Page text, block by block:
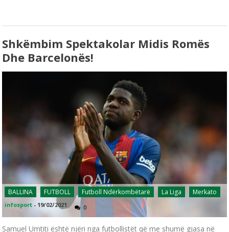
Shkëmbim Spektakolar Midis Romës
Dhe Barcelonës!
BALLINA FUTBOLL Futboll Ndërkombëtarë La Liga Merkato
infosport - 19/02/2021 0
Samuel Umtiti është njëri nga futbollistët që me shumë gjasa në